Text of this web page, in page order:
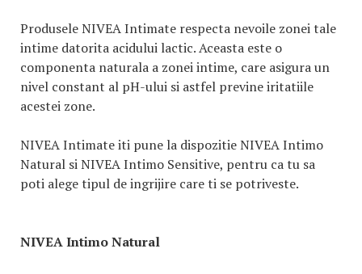
Produsele NIVEA Intimate respecta nevoile zonei tale
intime datorita acidului lactic. Aceasta este o
componenta naturala a zonei intime, care asigura un
nivel constant al pH-ului si astfel previne iritatiile
acestei zone.
NIVEA Intimate iti pune la dispozitie NIVEA Intimo
Natural si NIVEA Intimo Sensitive, pentru ca tu sa
poti alege tipul de ingrijire care ti se potriveste.
NIVEA Intimo Natural